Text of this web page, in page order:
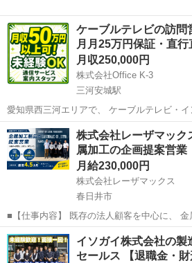
ケーブルテレビの訪問
月月25万円保証・直行
月収250,000円
株式会社Office K-3
三河安城駅
愛知県西三河エリアで、 ケーブルテレビ・イ
スの 案内営業を募集しています。 営業未経験の方も、 最初の3ヶ月は
月25万円の保証あり。 業界経験15年の先輩が、 提案方法や契約まで
の流...
愛知 安城市 三河安城駅 代理店営
株式会社レーザマック
属加工の企画提案営
月給230,000円
株式会社レーザマックス
春日井市
■【仕事内容】 既存の法人顧客を中心に、 金
お任せする営業職です。 お客様のニーズに合わせたオーダーメイドの
モノづくりに深く関われるのが特徴です。 〈具体的には...〉 ・既存の
お客さまへの定期的...
愛知 春日井市 代理店営業
イソガイ株式会社の製
セールス 【退職金・財